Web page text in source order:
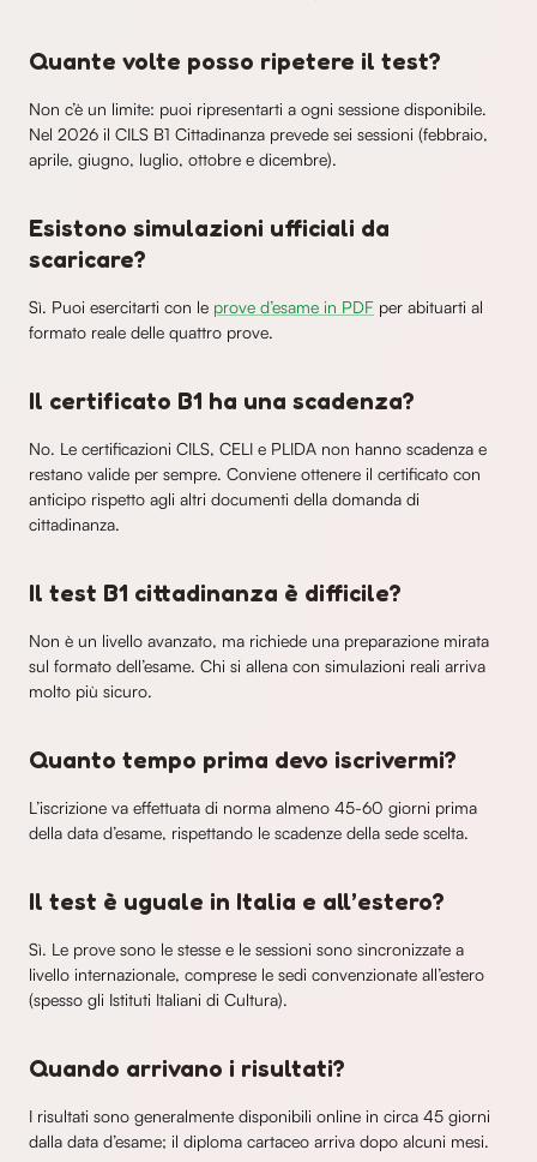
Quante volte posso ripetere il test?
Non c’è un limite: puoi ripresentarti a ogni sessione disponibile.
Nel 2026 il CILS B1 Cittadinanza prevede sei sessioni (febbraio,
aprile, giugno, luglio, ottobre e dicembre).
Esistono simulazioni ufficiali da
scaricare?
Sì. Puoi esercitarti con le prove d’esame in PDF per abituarti al
formato reale delle quattro prove.
Il certificato B1 ha una scadenza?
No. Le certificazioni CILS, CELI e PLIDA non hanno scadenza e
restano valide per sempre. Conviene ottenere il certificato con
anticipo rispetto agli altri documenti della domanda di
cittadinanza.
Il test B1 cittadinanza è difficile?
Non è un livello avanzato, ma richiede una preparazione mirata
sul formato dell’esame. Chi si allena con simulazioni reali arriva
molto più sicuro.
Quanto tempo prima devo iscrivermi?
L’iscrizione va effettuata di norma almeno 45-60 giorni prima
della data d’esame, rispettando le scadenze della sede scelta.
Il test è uguale in Italia e all’estero?
Sì. Le prove sono le stesse e le sessioni sono sincronizzate a
livello internazionale, comprese le sedi convenzionate all’estero
(spesso gli Istituti Italiani di Cultura).
Quando arrivano i risultati?
I risultati sono generalmente disponibili online in circa 45 giorni
dalla data d’esame; il diploma cartaceo arriva dopo alcuni mesi.